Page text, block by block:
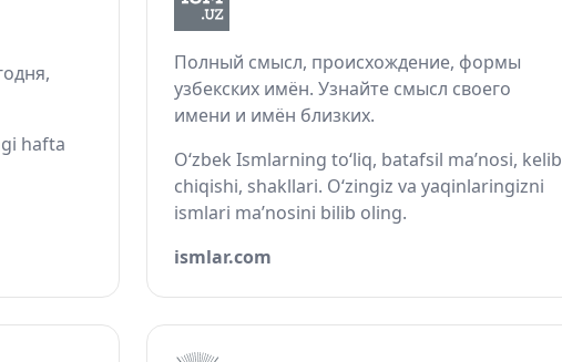
hafta
Полный смысл, происхождение, формы
узбекских имён. Узнайте смысл своего
имени и имён близких.
O‘zbek Ismlarning to‘liq, batafsil ma’nosi, kelib
chiqishi, shakllari. O‘zingiz va yaqinlaringizni
ismlari ma’nosini bilib oling.
ismlar.com